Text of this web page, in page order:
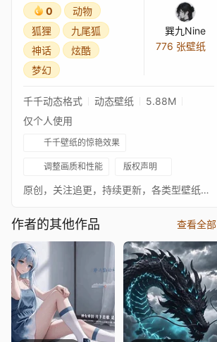
0
动物
狐狸
九尾狐
神话
炫酷
梦幻
巽九Nine
776 张壁纸
千千动态格式 动态壁纸
5.88M
仅个人使用
千千壁纸的惊艳效果
调整画质和性能 版权声明
原创，关注追更，持续更新，各类型壁纸，各平台同名
作者的其他作品 查看全部